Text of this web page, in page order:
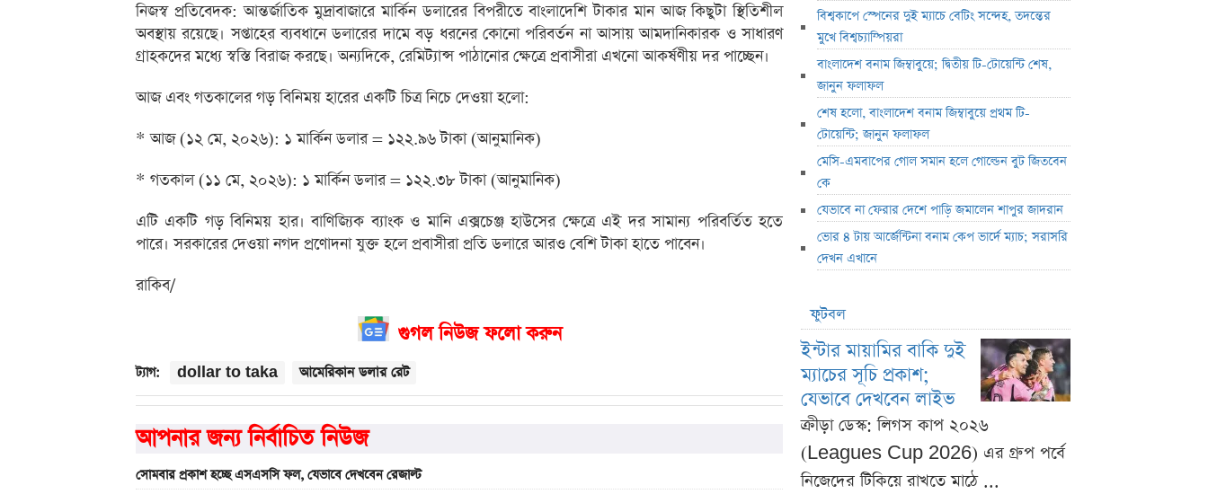
নিজস্ব প্রতিবেদক: আন্তর্জাতিক মুদ্রাবাজারে মার্কিন ডলারের বিপরীতে বাংলাদেশি টাকার মান আজ কিছুটা স্থিতিশীল
অবস্থায় রয়েছে। সপ্তাহের ব্যবধানে ডলারের দামে বড় ধরনের কোনো পরিবর্তন না আসায় আমদানিকারক ও সাধারণ
গ্রাহকদের মধ্যে স্বস্তি বিরাজ করছে। অন্যদিকে, রেমিট্যান্স পাঠানোর ক্ষেত্রে প্রবাসীরা এখনো আকর্ষণীয় দর পাচ্ছেন।
আজ এবং গতকালের গড় বিনিময় হারের একটি চিত্র নিচে দেওয়া হলো:
* আজ (১২ মে, ২০২৬): ১ মার্কিন ডলার = ১২২.৯৬ টাকা (আনুমানিক)
* গতকাল (১১ মে, ২০২৬): ১ মার্কিন ডলার = ১২২.৩৮ টাকা (আনুমানিক)
এটি একটি গড় বিনিময় হার। বাণিজ্যিক ব্যাংক ও মানি এক্সচেঞ্জ হাউসের ক্ষেত্রে এই দর সামান্য পরিবর্তিত হতে
পারে। সরকারের দেওয়া নগদ প্রণোদনা যুক্ত হলে প্রবাসীরা প্রতি ডলারে আরও বেশি টাকা হাতে পাবেন।
রাকিব/
গুগল নিউজ ফলো করুন
ট্যাগ: dollar to taka আমেরিকান ডলার রেট
আপনার জন্য নির্বাচিত নিউজ
সোমবার প্রকাশ হচ্ছে এসএসসি ফল, যেভাবে দেখবেন রেজাল্ট
বিশ্বকাপে স্পেনের দুই ম্যাচে বেটিং সন্দেহ, তদন্তের
মুখে বিশ্বচ্যাম্পিয়রা
বাংলাদেশ বনাম জিম্বাবুয়ে; দ্বিতীয় টি-টোয়েন্টি শেষ,
জানুন ফলাফল
শেষ হলো, বাংলাদেশ বনাম জিম্বাবুয়ে প্রথম টি-
টোয়েন্টি; জানুন ফলাফল
মেসি-এমবাপের গোল সমান হলে গোল্ডেন বুট জিতবেন
কে
যেভাবে না ফেরার দেশে পাড়ি জমালেন শাপুর জাদরান
ভোর ৪ টায় আর্জেন্টিনা বনাম কেপ ভার্দে ম্যাচ; সরাসরি
দেখন এখানে
ফুটবল
ইন্টার মায়ামির বাকি দুই
ম্যাচের সূচি প্রকাশ;
যেভাবে দেখবেন লাইভ
ক্রীড়া ডেস্ক: লিগস কাপ ২০২৬
(Leagues Cup 2026) এর গ্রুপ পর্বে
নিজেদের টিকিয়ে রাখতে মাঠে ...